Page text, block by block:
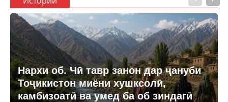
Нархи об. Чӣ тавр занон дар ҷануби
Тоҷикистон миёни хушксолӣ,
камбизоатӣ ва умед ба об зиндагӣ